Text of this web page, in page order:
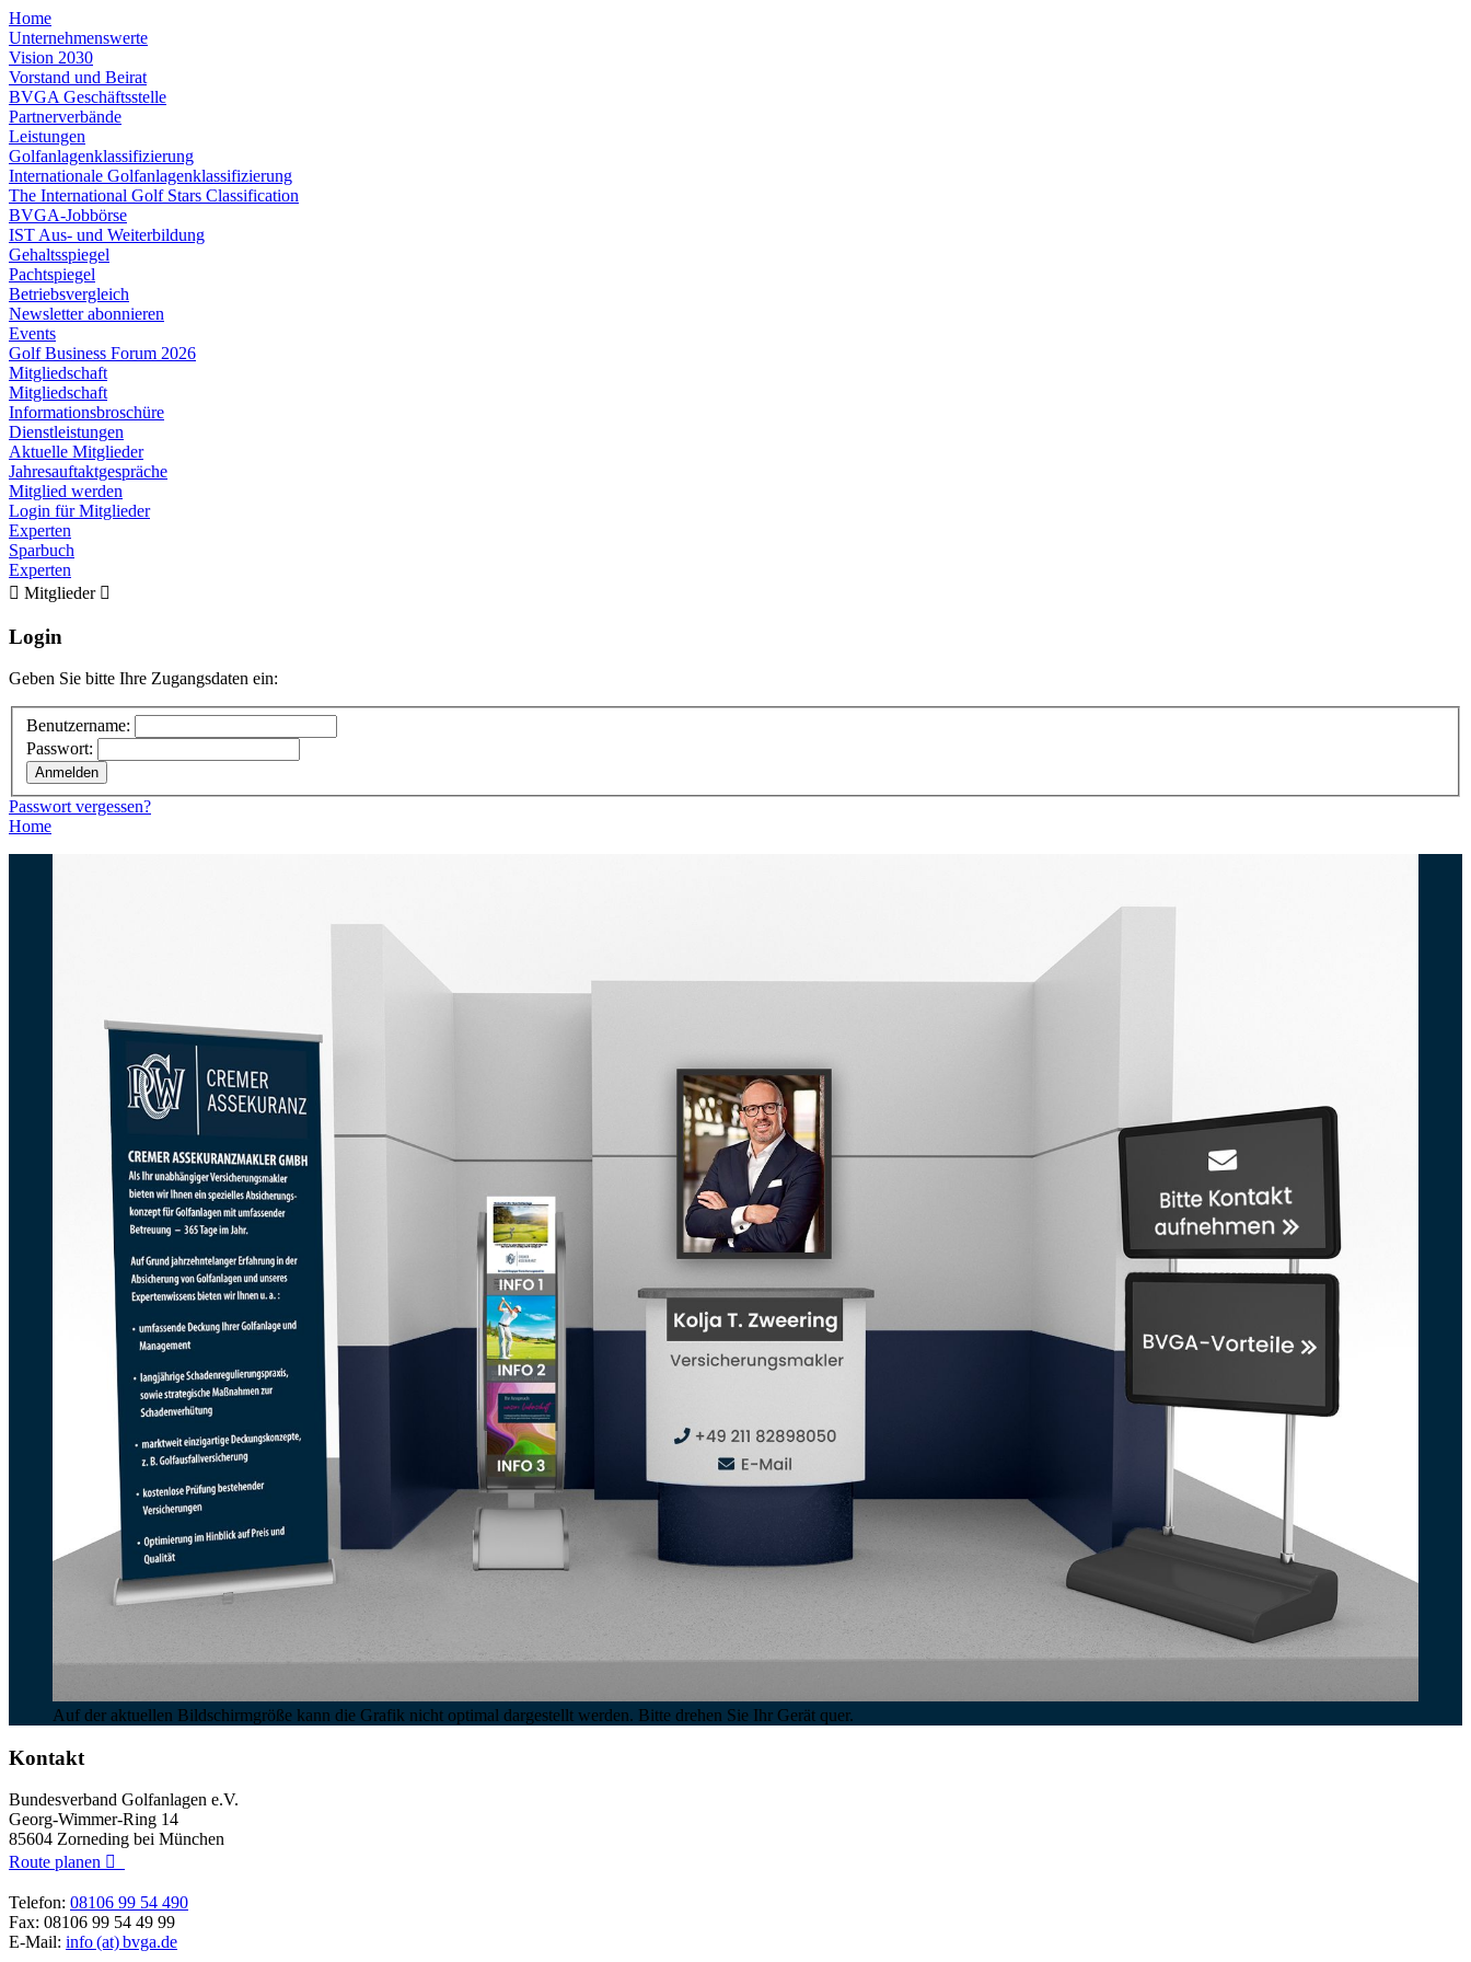
Home
Unternehmenswerte
Vision 2030
Vorstand und Beirat
BVGA Geschäftsstelle
Partnerverbände
Leistungen
Golfanlagenklassifizierung
Internationale Golfanlagenklassifizierung
The International Golf Stars Classification
BVGA-Jobbörse
IST Aus- und Weiterbildung
Gehaltsspiegel
Pachtspiegel
Betriebsvergleich
Newsletter abonnieren
Events
Golf Business Forum 2026
Mitgliedschaft
Mitgliedschaft
Informationsbroschüre
Dienstleistungen
Aktuelle Mitglieder
Jahresauftaktgespräche
Mitglied werden
Login für Mitglieder
Experten
Sparbuch
Experten
 Mitglieder 
Login
Geben Sie bitte Ihre Zugangsdaten ein:
Benutzername:
Passwort:
Passwort vergessen?
Home
Auf der aktuellen Bildschirmgröße kann die Grafik nicht optimal dargestellt werden. Bitte drehen Sie Ihr Gerät quer.
Kontakt
Bundesverband Golfanlagen e.V.
Georg-Wimmer-Ring 14
85604 Zorneding bei München
Route planen 
Telefon: 08106 99 54 490
Fax: 08106 99 54 49 99
E-Mail: info (at) bvga.de